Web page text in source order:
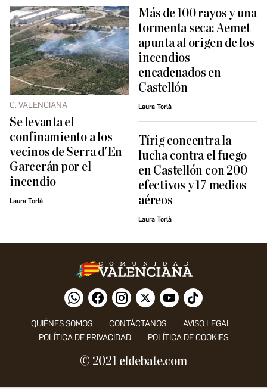
C. VALENCIANA
Se levanta el
confinamiento a los
vecinos de Serra d'En
Garcerán por el
incendio
Laura Torlà
Más de 100 rayos y una
tormenta seca: Aemet
apunta al origen de los
incendios
encadenados en
Castellón
Laura Torlà
Tírig concentra la
lucha contra el fuego
en Castellón con 200
efectivos y 17 medios
aéreos
Laura Torlà
QUIÉNES SOMOS CONTÁCTANOS
AVISO LEGAL
POLÍTICA DE PRIVACIDAD
POLÍTICA DE COOKIES
© 2021 eldebate.com